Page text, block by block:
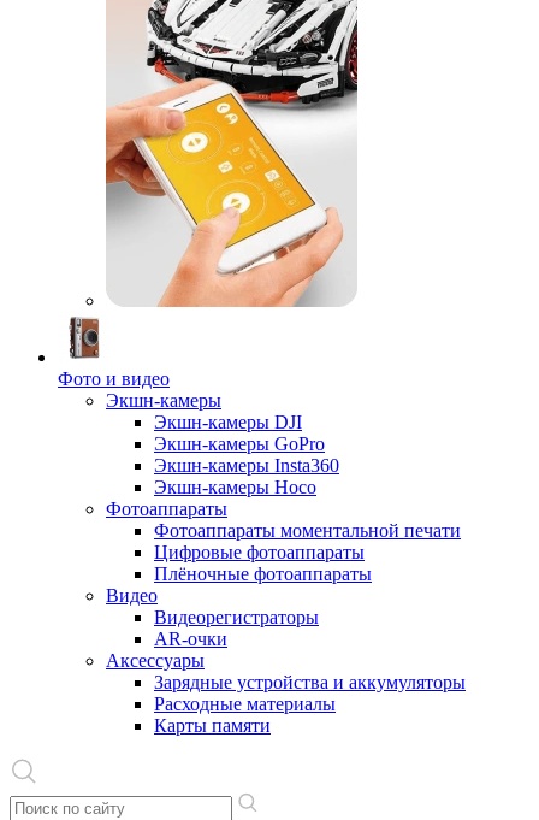
Фото и видео
Экшн-камеры
Экшн-камеры DJI
Экшн-камеры GoPro
Экшн-камеры Insta360
Экшн-камеры Hoco
Фотоаппараты
Фотоаппараты моментальной печати
Цифровые фотоаппараты
Плёночные фотоаппараты
Видео
Видеорегистраторы
AR-очки
Аксессуары
Зарядные устройства и аккумуляторы
Расходные материалы
Карты памяти